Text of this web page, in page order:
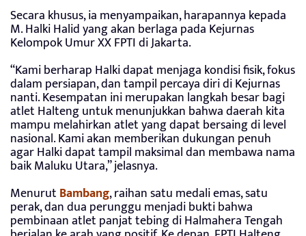
Secara khusus, ia menyampaikan, harapannya kepada
M. Halki Halid yang akan berlaga pada Kejurnas
Kelompok Umur XX FPTI di Jakarta.
“Kami berharap Halki dapat menjaga kondisi fisik, fokus
dalam persiapan, dan tampil percaya diri di Kejurnas
nanti. Kesempatan ini merupakan langkah besar bagi
atlet Halteng untuk menunjukkan bahwa daerah kita
mampu melahirkan atlet yang dapat bersaing di level
nasional. Kami akan memberikan dukungan penuh
agar Halki dapat tampil maksimal dan membawa nama
baik Maluku Utara,” jelasnya.
Menurut Bambang, raihan satu medali emas, satu
perak, dan dua perunggu menjadi bukti bahwa
pembinaan atlet panjat tebing di Halmahera Tengah